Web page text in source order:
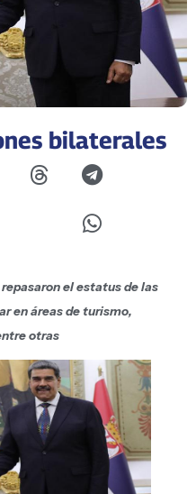
bilaterales
el estatus de las
en áreas de turismo,
otras